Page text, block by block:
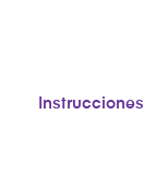
Instrucciones